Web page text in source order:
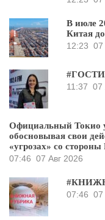
В июле
Китая
12:23 07
11:37 07
Официальный Токио
обосновывая свои
«угрозах» со
07:46 07 Авг 2026
07:46 07